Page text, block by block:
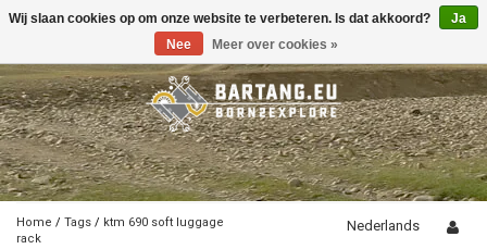
Toggle
Home / Tags / ktm 690 soft luggage
rack
Nederlands
Wij slaan cookies op om onze website te verbeteren. Is dat akkoord?
Ja
Nee
Meer over cookies »